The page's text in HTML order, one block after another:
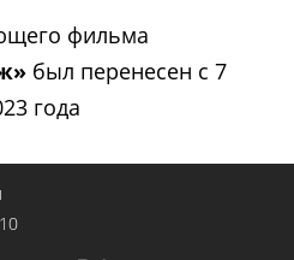
фильма
был перенесен с 7
года